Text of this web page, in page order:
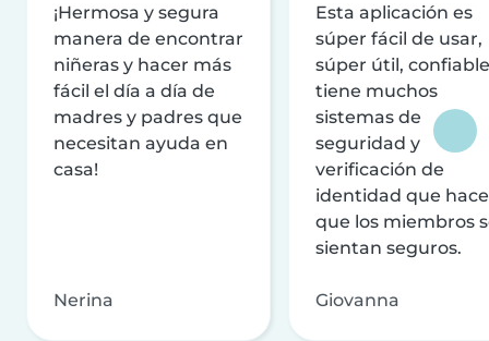
¡Hermosa y segura
manera de encontrar
niñeras y hacer más
fácil el día a día de
madres y padres que
necesitan ayuda en
casa!
Nerina
Esta aplicación es
súper fácil de usar,
súper útil,
tiene muchos
sistemas de
seguridad y
verificación de
identidad que
que los miembros
sientan seguros.
Giovanna